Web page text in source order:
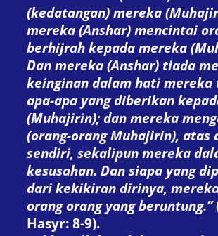
(kedatangan) mereka
mereka (Anshar) mencintai
berhijrah kepada mereka
Dan mereka (Anshar) tiada
keinginan dalam hati mereka
apa-apa yang diberikan
(Muhajirin); dan mereka
(orang-orang Muhajirin), atas
sendiri, sekalipun mereka
kesusahan. Dan siapa yang
dari kekikiran dirinya,
orang orang yang beruntung.”
Hasyr: 8-9).